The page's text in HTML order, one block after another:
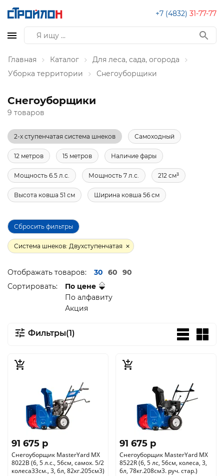
+7 (4832) 31-77-77
Главная Каталог
Для леса, сада, огорода
Уборка территории
Снегоуборщики
Снегоуборщики
9 товаров
2-х ступенчатая система шнеков Самоходный
12 метров 15 метров Наличие фары
Мощность 6.5 л.с. Мощность 7 л.с. 212 см³
Высота ковша 51 см Ширина ковша 56 см
Сбросить фильтры
Система шнеков: Двухступенчатая
Отображать товаров: 30 60
90
Сортировать:
По цене
По алфавиту
Акция
Фильтры(1)
91 675 p
Снегоуборщик MasterYard MX
8022B (6, 5 л.с., 56см, самох. 5/2
колеса33см., 3, 6л, 82кг.205см3)
91 675 p
Снегоуборщик MasterYard MX
8522R (6, 5 лс, 56см, колеса, 3,
6л, 78кг.208см3. руч. стар.)